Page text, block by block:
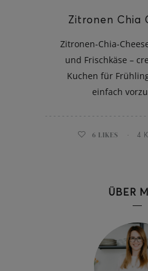
Zitronen Chia
Zitronen-Chia-
und Frischkäse –
Kuchen für
einfach
6 LIKES 4
ÜBER